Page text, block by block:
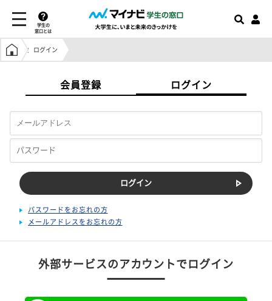
学生の
窓口とは
学生の窓口トップ
ログイン
会員登録 ログイン
パスワードをお忘れの方
メールアドレスをお忘れの方
外部サービスのアカウントでログイン